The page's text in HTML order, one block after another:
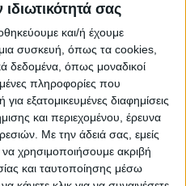
σας
και/ή έχουμε
συσκευή, όπως τα cookies,
δεδομένα, όπως μοναδικοί
πληροφορίες που
εξατομικευμένες διαφημίσεις
και περιεχομένου, έρευνα
Με την άδειά σας, εμείς
να χρησιμοποιήσουμε ακριβή
και ταυτοποίησης μέσω
3/7/2026
το χειρουργείο
για επιστροφή στη